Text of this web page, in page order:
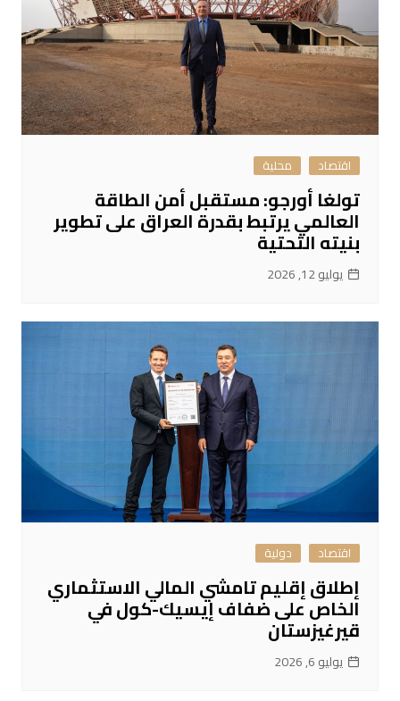
اقتصاد محلية
تولغا أورجو: مستقبل أمن الطاقة
العالمي يرتبط بقدرة العراق على تطوير
بنيته التحتية
يوليو 12, 2026
اقتصاد دولية
إطلاق إقليم تامشي المالي الاستثماري
الخاص على ضفاف إيسيك-كول في
قيرغيزستان
يوليو 6, 2026